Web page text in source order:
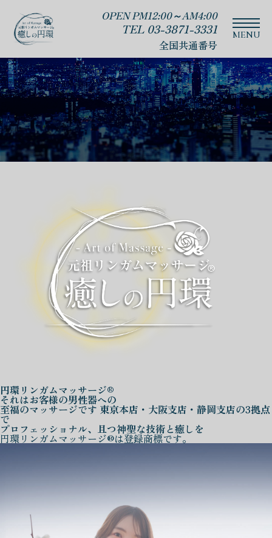
OPEN PM12:00～AM4:00
TEL 03-3871-3331
全国共通番号
円環リンガムマッサージ®
それはお客様の男性器への
至福のマッサージです 東京本店・大阪支店・静岡支店の3拠点
で
プロフェッショナル、且つ神聖な技術と癒しを
円環リンガムマッサージ®は登録商標です。